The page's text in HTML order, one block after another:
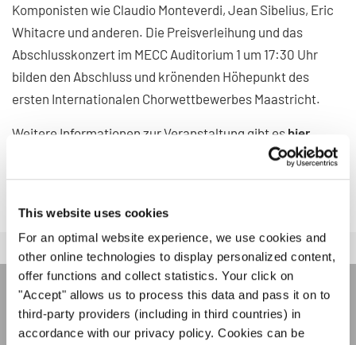
This website uses cookies
For an optimal website experience, we use cookies and
other online technologies to display personalized content,
offer functions and collect statistics. Your click on
"Accept" allows us to process this data and pass it on to
third-party providers (including in third countries) in
accordance with our privacy policy. Cookies can be
Komponisten wie Claudio Monteverdi, Jean Sibelius, Eric
Whitacre und anderen. Die Preisverleihung und das
Abschlusskonzert im MECC Auditorium 1 um 17:30 Uhr
bilden den Abschluss und krönenden Höhepunkt des
ersten Internationalen Chorwettbewerbes Maastricht.
Weitere Informationen zur Veranstaltung gibt es hier.
der Veranstaltung für
aktuelle Nachrichten, Fotos und Videos!
INTERKULTUR NEWSLETTER